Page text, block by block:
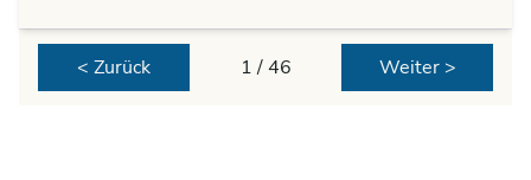
< Zurück 1 / 46 Weiter >